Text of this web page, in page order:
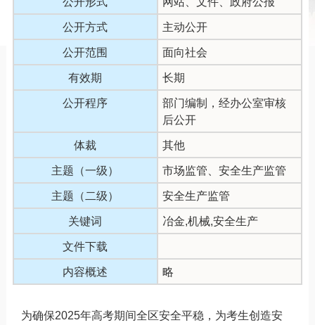
公开方式 主动公开
公开范围 面向社会
有效期 长期
公开程序
部门编制，经办公室审核
后公开
体裁 其他
主题（一级） 市场监管、安全生产监管
主题（二级） 安全生产监管
关键词 冶金,机械,安全生产
文件下载
内容概述 略
为确保2025年高考期间全区安全平稳，为考生创造安